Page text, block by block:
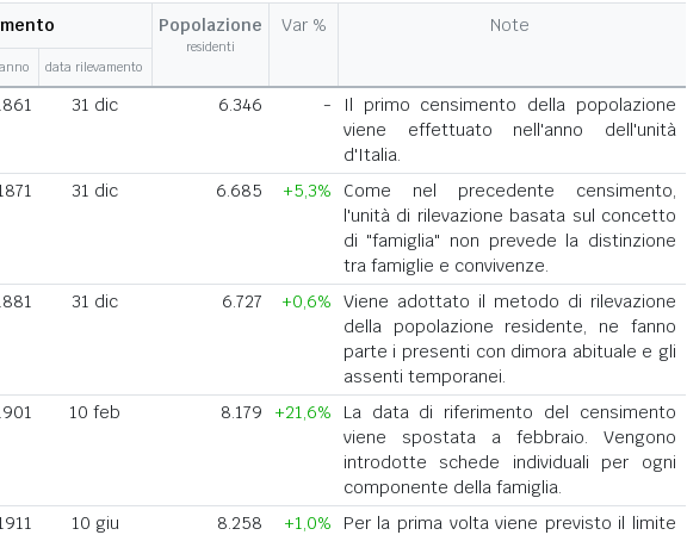
Popolazione
residenti
Var % Note
anno data rilevamento
31 dic 6.346 -
Il primo censimento della popolazione
viene effettuato nell'anno dell'unità
d'Italia.
31 dic 6.685 +5,3%
Come nel precedente censimento,
l'unità di rilevazione basata sul concetto
di "famiglia" non prevede la distinzione
tra famiglie e convivenze.
31 dic 6.727 +0,6%
Viene adottato il metodo di rilevazione
della popolazione residente, ne fanno
parte i presenti con dimora abituale e gli
assenti temporanei.
10 feb 8.179 +21,6%
La data di riferimento del censimento
viene spostata a febbraio. Vengono
introdotte schede individuali per ogni
componente della famiglia.
10 giu 8.258 +1,0%
Per la prima volta viene previsto il limite